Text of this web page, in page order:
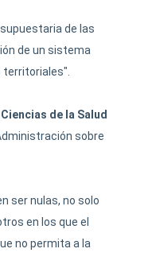
de las
de un sistema
territoriales".
de la Salud
sobre
ser nulas, no solo
en los que el
no permita a la